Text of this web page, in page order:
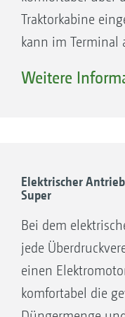
Der Clou
1. Mitdrehende
Traktorkabine
kann im Terminal
werden.
Um den Fahrer
Fehlstellen und
bietet AMAZONE
Precea Super an.
Ihre Vorteile:
Weitere
Elektrischer
Super
Bei dem
jede
einen
komfortabel die